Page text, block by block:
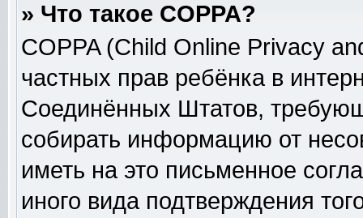
» Что такое COPPA?
COPPA (Child Online Privacy
частных прав ребёнка в
Соединённых Штатов,
собирать информацию от
иметь на это письменное
иного вида подтверждения